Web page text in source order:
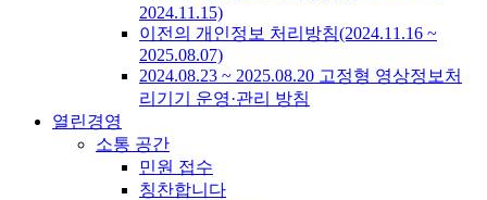
2024.11.15)
이전의 개인정보 처리방침(2024.11.16 ~
2025.08.07)
2024.08.23 ~ 2025.08.20 고정형 영상정보처
리기기 운영·관리 방침
열린경영
소통 공간
민원 접수
칭찬합니다